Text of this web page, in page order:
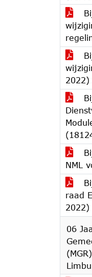
2022)
NML
raad
2022)
06